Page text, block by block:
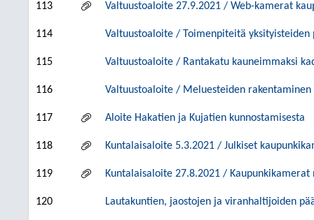
113 Valtuustoaloite 27.9.2021 / Web-kamerat
114 Valtuustoaloite / Toimenpiteitä
115 Valtuustoaloite / Rantakatu kauneimmaksi
116 Valtuustoaloite / Meluesteiden
117 Aloite Hakatien ja Kujatien kunnostamisesta
118 Kuntalaisaloite 5.3.2021 / Julkiset
119 Kuntalaisaloite 27.8.2021 /
120 Lautakuntien, jaostojen ja viranhaltijoiden